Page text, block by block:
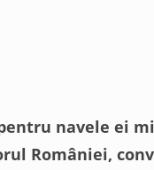
navele ei
României,